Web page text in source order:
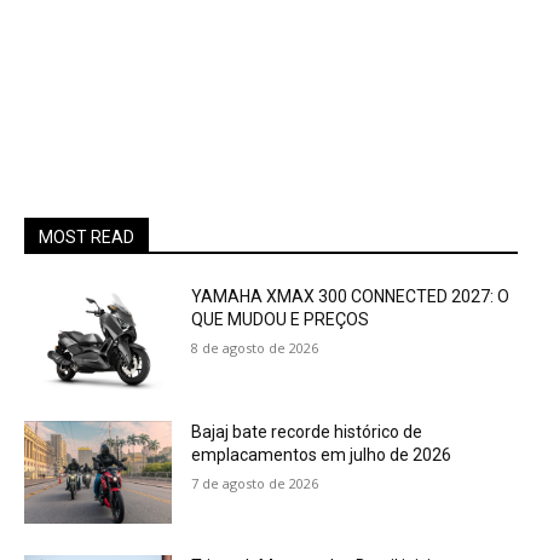
MOST READ
YAMAHA XMAX 300 CONNECTED 2027: O
QUE MUDOU E PREÇOS
8 de agosto de 2026
Bajaj bate recorde histórico de
emplacamentos em julho de 2026
7 de agosto de 2026